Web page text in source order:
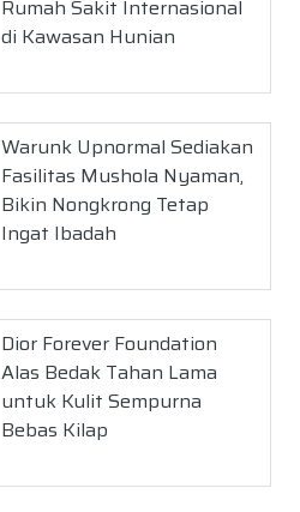
Rumah Sakit Internasional
di Kawasan Hunian
Warunk Upnormal Sediakan
Fasilitas Mushola Nyaman,
Bikin Nongkrong Tetap
Ingat Ibadah
Dior Forever Foundation
Alas Bedak Tahan Lama
untuk Kulit Sempurna
Bebas Kilap